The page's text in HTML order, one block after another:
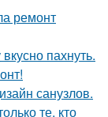
ремонт
пахнуть.
санузлов.
те, кто